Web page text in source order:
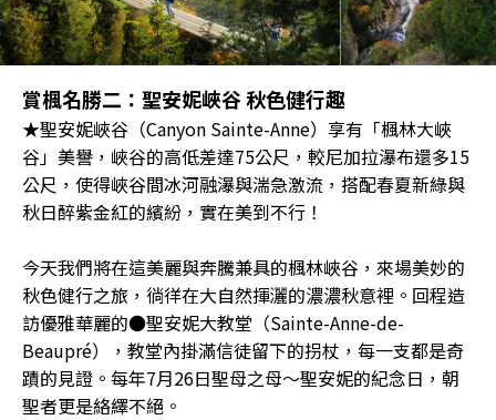
賞楓名勝二：聖安妮峽谷 秋色健行趣
★聖安妮峽谷（Canyon Sainte-Anne）享有「楓林大峽
谷」美譽，峽谷的高低差達75公尺，較尼加拉瀑布還多15
公尺，使得峽谷間冰河融瀑與湍急激流，搭配春夏新綠與
秋日醉紫金紅的繽紛，實在美到不行！
今天我們將在這美麗與奔騰兼具的楓林峽谷，來場美妙的
秋色健行之旅，徜徉在大自然揮灑的濃濃秋意裡。回程造
訪優雅華麗的●聖安妮大教堂（Sainte-Anne-de-
Beaupré），教堂內掛滿信徒留下的拐杖，每一支都是奇
蹟的見證。每年7月26日聖母之母〜聖安妮的紀念日，朝
聖者更是絡繹不絕。